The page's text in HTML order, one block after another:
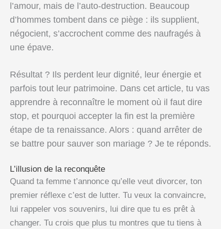
l’amour, mais de l’auto-destruction. Beaucoup
d’hommes tombent dans ce piège : ils supplient,
négocient, s’accrochent comme des naufragés à
une épave.
Résultat ? Ils perdent leur dignité, leur énergie et
parfois tout leur patrimoine. Dans cet article, tu vas
apprendre à reconnaître le moment où il faut dire
stop, et pourquoi accepter la fin est la première
étape de ta renaissance. Alors : quand arrêter de
se battre pour sauver son mariage ? Je te réponds.
L’illusion de la reconquête
Quand ta femme t’annonce qu’elle veut divorcer, ton
premier réflexe c’est de lutter. Tu veux la convaincre,
lui rappeler vos souvenirs, lui dire que tu es prêt à
changer. Tu crois que plus tu montres que tu tiens à